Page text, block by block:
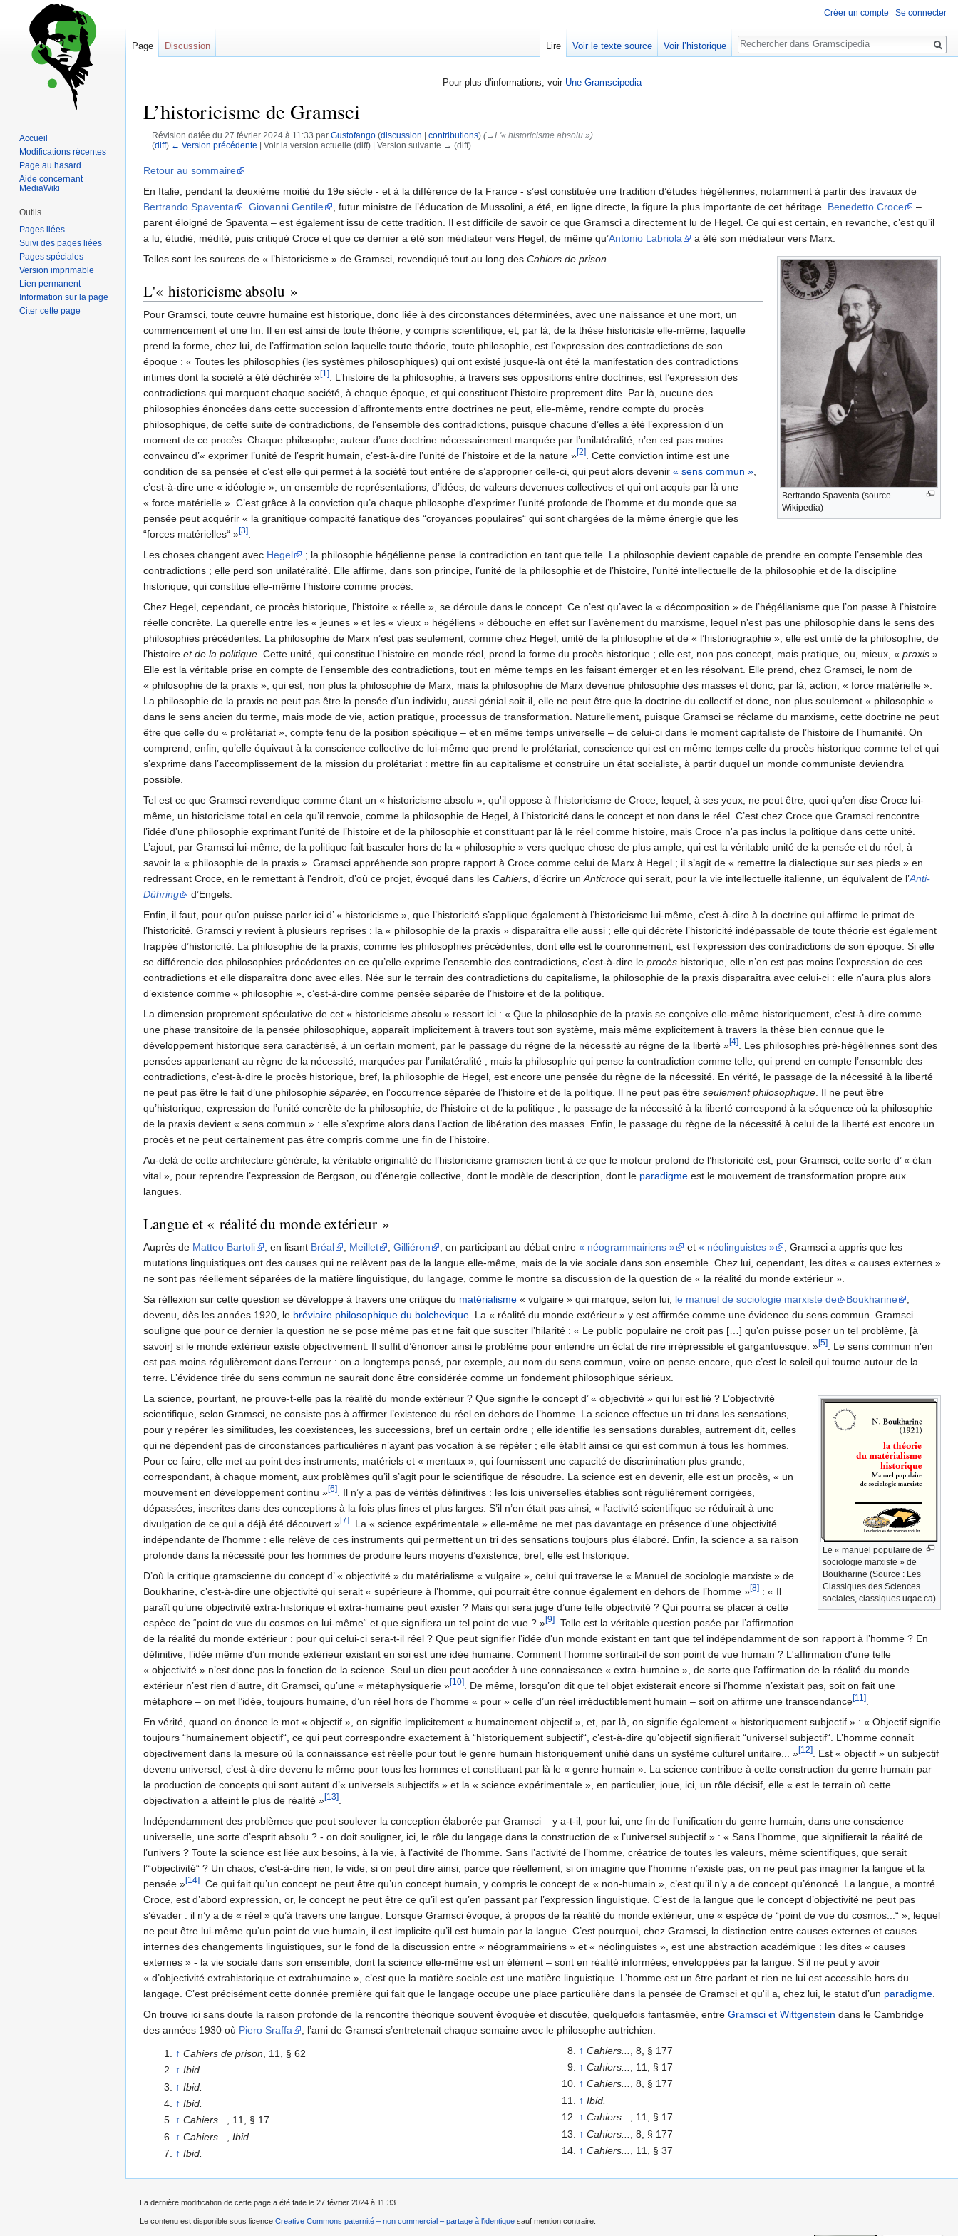
Pour plus d'informations, voir Une Gramscipedia
L’historicisme de Gramsci
Révision datée du 27 février 2024 à 11:33 par Gustofango (discussion contributions) (→‎L'« historicisme absolu »)
(diff) ← Version précédente | Voir la version actuelle (diff) | Version suivante → (diff)
Sauter
à
la
navigation
Sauter
à
la
recherche
Retour au sommaire
En Italie, pendant la deuxième moitié du 19e siècle - et à la différence de la France - s’est constituée une tradition d’études hégéliennes, notamment à partir des travaux de
Bertrando Spaventa
Giovanni Gentile , futur ministre de l’éducation de Mussolini, a été, en ligne directe, la figure la plus importante de cet héritage. Benedetto Croce
–
parent éloigné de Spaventa – est également issu de cette tradition. Il est difficile de savoir ce que Gramsci a directement lu de Hegel. Ce qui est certain, en revanche, c’est qu’il
a lu, étudié, médité, puis critiqué Croce et que ce dernier a été son médiateur vers Hegel, de même qu’Antonio Labriola a été son médiateur vers Marx.
Bertrando Spaventa (source
Wikipedia)
Telles sont les sources de « l’historicisme » de Gramsci, revendiqué tout au long des Cahiers de prison
L'« historicisme absolu »
Pour Gramsci, toute œuvre humaine est historique, donc liée à des circonstances déterminées, avec une naissance et une mort, un
commencement et une fin. Il en est ainsi de toute théorie, y compris scientifique, et, par là, de la thèse historiciste elle-même, laquelle
prend la forme, chez lui, de l’affirmation selon laquelle toute théorie, toute philosophie, est l’expression des contradictions de son
époque : « Toutes les philosophies (les systèmes philosophiques) qui ont existé jusque-là ont été la manifestation des contradictions
intimes dont la société a été déchirée »[1]
. L’histoire de la philosophie, à travers ses oppositions entre doctrines, est l’expression des
contradictions qui marquent chaque société, à chaque époque, et qui constituent l’histoire proprement dite. Par là, aucune des
philosophies énoncées dans cette succession d’affrontements entre doctrines ne peut, elle-même, rendre compte du procès
philosophique, de cette suite de contradictions, de l’ensemble des contradictions, puisque chacune d’elles a été l’expression d’un
moment de ce procès. Chaque philosophe, auteur d’une doctrine nécessairement marquée par l’unilatéralité, n’en est pas moins
convaincu d’« exprimer l’unité de l’esprit humain, c’est-à-dire l’unité de l’histoire et de la nature »[2]
. Cette conviction intime est une
condition de sa pensée et c’est elle qui permet à la société tout entière de s’approprier celle-ci, qui peut alors devenir « sens commun »
c’est-à-dire une « idéologie », un ensemble de représentations, d’idées, de valeurs devenues collectives et qui ont acquis par là une
« force matérielle ». C’est grâce à la conviction qu’a chaque philosophe d’exprimer l’unité profonde de l’homme et du monde que sa
pensée peut acquérir « la granitique compacité fanatique des “croyances populaires“ qui sont chargées de la même énergie que les
“forces matérielles“ »[3]
Les choses changent avec Hegel
; la philosophie hégélienne pense la contradiction en tant que telle. La philosophie devient capable de prendre en compte l’ensemble des
contradictions ; elle perd son unilatéralité. Elle affirme, dans son principe, l’unité de la philosophie et de l’histoire, l’unité intellectuelle de la philosophie et de la discipline
historique, qui constitue elle-même l’histoire comme procès.
Chez Hegel, cependant, ce procès historique, l'histoire « réelle », se déroule dans le concept. Ce n’est qu’avec la « décomposition » de l’hégélianisme que l’on passe à l’histoire
réelle concrète. La querelle entre les « jeunes » et les « vieux » hégéliens » débouche en effet sur l’avènement du marxisme, lequel n’est pas une philosophie dans le sens des
philosophies précédentes. La philosophie de Marx n’est pas seulement, comme chez Hegel, unité de la philosophie et de « l’historiographie », elle est unité de la philosophie, de
l’histoire et de la politique . Cette unité, qui constitue l’histoire en monde réel, prend la forme du procès historique ; elle est, non pas concept, mais pratique, ou, mieux, « praxis ».
Elle est la véritable prise en compte de l’ensemble des contradictions, tout en même temps en les faisant émerger et en les résolvant. Elle prend, chez Gramsci, le nom de
« philosophie de la praxis », qui est, non plus la philosophie de Marx, mais la philosophie de Marx devenue philosophie des masses et donc, par là, action, « force matérielle ».
La philosophie de la praxis ne peut pas être la pensée d’un individu, aussi génial soit-il, elle ne peut être que la doctrine du collectif et donc, non plus seulement « philosophie »
dans le sens ancien du terme, mais mode de vie, action pratique, processus de transformation. Naturellement, puisque Gramsci se réclame du marxisme, cette doctrine ne peut
être que celle du « prolétariat », compte tenu de la position spécifique – et en même temps universelle – de celui-ci dans le moment capitaliste de l’histoire de l’humanité. On
comprend, enfin, qu’elle équivaut à la conscience collective de lui-même que prend le prolétariat, conscience qui est en même temps celle du procès historique comme tel et qui
s’exprime dans l’accomplissement de la mission du prolétariat : mettre fin au capitalisme et construire un état socialiste, à partir duquel un monde communiste deviendra
possible.
Tel est ce que Gramsci revendique comme étant un « historicisme absolu », qu'il oppose à l'historicisme de Croce, lequel, à ses yeux, ne peut être, quoi qu’en dise Croce lui-
même, un historicisme total en cela qu’il renvoie, comme la philosophie de Hegel, à l’historicité dans le concept et non dans le réel. C’est chez Croce que Gramsci rencontre
l’idée d’une philosophie exprimant l’unité de l’histoire et de la philosophie et constituant par là le réel comme histoire, mais Croce n'a pas inclus la politique dans cette unité.
L’ajout, par Gramsci lui-même, de la politique fait basculer hors de la « philosophie » vers quelque chose de plus ample, qui est la véritable unité de la pensée et du réel, à
savoir la « philosophie de la praxis ». Gramsci appréhende son propre rapport à Croce comme celui de Marx à Hegel ; il s’agit de « remettre la dialectique sur ses pieds » en
redressant Croce, en le remettant à l'endroit, d’où ce projet, évoqué dans les Cahiers , d’écrire un Anticroce qui serait, pour la vie intellectuelle italienne, un équivalent de l’Anti-
Dühring
d’Engels.
Enfin, il faut, pour qu’on puisse parler ici d’ « historicisme », que l’historicité s’applique également à l’historicisme lui-même, c’est-à-dire à la doctrine qui affirme le primat de
l’historicité. Gramsci y revient à plusieurs reprises : la « philosophie de la praxis » disparaîtra elle aussi ; elle qui décrète l’historicité indépassable de toute théorie est également
frappée d’historicité. La philosophie de la praxis, comme les philosophies précédentes, dont elle est le couronnement, est l’expression des contradictions de son époque. Si elle
se différencie des philosophies précédentes en ce qu’elle exprime l’ensemble des contradictions, c’est-à-dire le procès historique, elle n’en est pas moins l’expression de ces
contradictions et elle disparaîtra donc avec elles. Née sur le terrain des contradictions du capitalisme, la philosophie de la praxis disparaîtra avec celui-ci : elle n’aura plus alors
d’existence comme « philosophie », c’est-à-dire comme pensée séparée de l’histoire et de la politique.
La dimension proprement spéculative de cet « historicisme absolu » ressort ici : « Que la philosophie de la praxis se conçoive elle-même historiquement, c’est-à-dire comme
une phase transitoire de la pensée philosophique, apparaît implicitement à travers tout son système, mais même explicitement à travers la thèse bien connue que le
développement historique sera caractérisé, à un certain moment, par le passage du règne de la nécessité au règne de la liberté »[4]
. Les philosophies pré-hégéliennes sont des
pensées appartenant au règne de la nécessité, marquées par l’unilatéralité ; mais la philosophie qui pense la contradiction comme telle, qui prend en compte l’ensemble des
contradictions, c’est-à-dire le procès historique, bref, la philosophie de Hegel, est encore une pensée du règne de la nécessité. En vérité, le passage de la nécessité à la liberté
ne peut pas être le fait d’une philosophie séparée , en l'occurrence séparée de l’histoire et de la politique. Il ne peut pas être seulement philosophique . Il ne peut être
qu’historique, expression de l’unité concrète de la philosophie, de l’histoire et de la politique ; le passage de la nécessité à la liberté correspond à la séquence où la philosophie
de la praxis devient « sens commun » : elle s’exprime alors dans l’action de libération des masses. Enfin, le passage du règne de la nécessité à celui de la liberté est encore un
procès et ne peut certainement pas être compris comme une fin de l’histoire.
Au-delà de cette architecture générale, la véritable originalité de l’historicisme gramscien tient à ce que le moteur profond de l’historicité est, pour Gramsci, cette sorte d’ « élan
vital », pour reprendre l’expression de Bergson, ou d'énergie collective, dont le modèle de description, dont le paradigme est le mouvement de transformation propre aux
langues.
Langue et « réalité du monde extérieur »
Auprès de Matteo Bartoli , en lisant Bréal Meillet Gilliéron , en participant au débat entre « néogrammairiens » et « néolinguistes »
, Gramsci a appris que les
mutations linguistiques ont des causes qui ne relèvent pas de la langue elle-même, mais de la vie sociale dans son ensemble. Chez lui, cependant, les dites « causes externes »
ne sont pas réellement séparées de la matière linguistique, du langage, comme le montre sa discussion de la question de « la réalité du monde extérieur ».
Sa réflexion sur cette question se développe à travers une critique du matérialisme « vulgaire » qui marque, selon lui, le manuel de sociologie marxiste de Boukharine
devenu, dès les années 1920, le bréviaire philosophique du bolchevique . La « réalité du monde extérieur » y est affirmée comme une évidence du sens commun. Gramsci
souligne que pour ce dernier la question ne se pose même pas et ne fait que susciter l’hilarité : « Le public populaire ne croit pas […] qu’on puisse poser un tel problème, [à
savoir] si le monde extérieur existe objectivement. Il suffit d’énoncer ainsi le problème pour entendre un éclat de rire irrépressible et gargantuesque. »[5]
. Le sens commun n'en
est pas moins régulièrement dans l’erreur : on a longtemps pensé, par exemple, au nom du sens commun, voire on pense encore, que c’est le soleil qui tourne autour de la
terre. L’évidence tirée du sens commun ne saurait donc être considérée comme un fondement philosophique sérieux.
Le « manuel populaire de
sociologie marxiste » de
Boukharine (Source : Les
Classiques des Sciences
sociales, classiques.uqac.ca)
La science, pourtant, ne prouve-t-elle pas la réalité du monde extérieur ? Que signifie le concept d’ « objectivité » qui lui est lié ? L’objectivité
scientifique, selon Gramsci, ne consiste pas à affirmer l’existence du réel en dehors de l’homme. La science effectue un tri dans les sensations,
pour y repérer les similitudes, les coexistences, les successions, bref un certain ordre ; elle identifie les sensations durables, autrement dit, celles
qui ne dépendent pas de circonstances particulières n’ayant pas vocation à se répéter ; elle établit ainsi ce qui est commun à tous les hommes.
Pour ce faire, elle met au point des instruments, matériels et « mentaux », qui fournissent une capacité de discrimination plus grande,
correspondant, à chaque moment, aux problèmes qu’il s’agit pour le scientifique de résoudre. La science est en devenir, elle est un procès, « un
mouvement en développement continu »[6]
. Il n’y a pas de vérités définitives : les lois universelles établies sont régulièrement corrigées,
dépassées, inscrites dans des conceptions à la fois plus fines et plus larges. S’il n’en était pas ainsi, « l’activité scientifique se réduirait à une
divulgation de ce qui a déjà été découvert »[7]
. La « science expérimentale » elle-même ne met pas davantage en présence d’une objectivité
indépendante de l’homme : elle relève de ces instruments qui permettent un tri des sensations toujours plus élaboré. Enfin, la science a sa raison
profonde dans la nécessité pour les hommes de produire leurs moyens d’existence, bref, elle est historique.
D’où la critique gramscienne du concept d’ « objectivité » du matérialisme « vulgaire », celui qui traverse le « Manuel de sociologie marxiste » de
Boukharine, c’est-à-dire une objectivité qui serait « supérieure à l’homme, qui pourrait être connue également en dehors de l’homme »[8] : « Il
paraît qu’une objectivité extra-historique et extra-humaine peut exister ? Mais qui sera juge d’une telle objectivité ? Qui pourra se placer à cette
espèce de “point de vue du cosmos en lui-même“ et que signifiera un tel point de vue ? »[9]
. Telle est la véritable question posée par l’affirmation
de la réalité du monde extérieur : pour qui celui-ci sera-t-il réel ? Que peut signifier l’idée d’un monde existant en tant que tel indépendamment de son rapport à l’homme ? En
définitive, l’idée même d’un monde extérieur existant en soi est une idée humaine. Comment l’homme sortirait-il de son point de vue humain ? L'affirmation d'une telle
« objectivité » n’est donc pas la fonction de la science. Seul un dieu peut accéder à une connaissance « extra-humaine », de sorte que l’affirmation de la réalité du monde
extérieur n’est rien d’autre, dit Gramsci, qu’une « métaphysiquerie »[10]
. De même, lorsqu’on dit que tel objet existerait encore si l’homme n’existait pas, soit on fait une
métaphore – on met l’idée, toujours humaine, d’un réel hors de l’homme « pour » celle d’un réel irréductiblement humain – soit on affirme une transcendance[11]
En vérité, quand on énonce le mot « objectif », on signifie implicitement « humainement objectif », et, par là, on signifie également « historiquement subjectif » : « Objectif signifie
toujours “humainement objectif“, ce qui peut correspondre exactement à “historiquement subjectif“, c’est-à-dire qu’objectif signifierait “universel subjectif“. L’homme connaît
objectivement dans la mesure où la connaissance est réelle pour tout le genre humain historiquement unifié dans un système culturel unitaire... »[12]
. Est « objectif » un subjectif
devenu universel, c’est-à-dire devenu le même pour tous les hommes et constituant par là le « genre humain ». La science contribue à cette construction du genre humain par
la production de concepts qui sont autant d’« universels subjectifs » et la « science expérimentale », en particulier, joue, ici, un rôle décisif, elle « est le terrain où cette
objectivation a atteint le plus de réalité »[13]
Indépendamment des problèmes que peut soulever la conception élaborée par Gramsci – y a-t-il, pour lui, une fin de l’unification du genre humain, dans une conscience
universelle, une sorte d’esprit absolu ? - on doit souligner, ici, le rôle du langage dans la construction de « l’universel subjectif » : « Sans l’homme, que signifierait la réalité de
l’univers ? Toute la science est liée aux besoins, à la vie, à l’activité de l’homme. Sans l’activité de l’homme, créatrice de toutes les valeurs, même scientifiques, que serait
l’“objectivité“ ? Un chaos, c’est-à-dire rien, le vide, si on peut dire ainsi, parce que réellement, si on imagine que l’homme n’existe pas, on ne peut pas imaginer la langue et la
pensée »[14]
. Ce qui fait qu’un concept ne peut être qu’un concept humain, y compris le concept de « non-humain », c’est qu’il n’y a de concept qu’énoncé. La langue, a montré
Croce, est d’abord expression, or, le concept ne peut être ce qu’il est qu’en passant par l’expression linguistique. C’est de la langue que le concept d’objectivité ne peut pas
s’évader : il n’y a de « réel » qu’à travers une langue. Lorsque Gramsci évoque, à propos de la réalité du monde extérieur, une « espèce de “point de vue du cosmos...“ », lequel
ne peut être lui-même qu’un point de vue humain, il est implicite qu’il est humain par la langue. C’est pourquoi, chez Gramsci, la distinction entre causes externes et causes
internes des changements linguistiques, sur le fond de la discussion entre « néogrammairiens » et « néolinguistes », est une abstraction académique : les dites « causes
externes » - la vie sociale dans son ensemble, dont la science elle-même est un élément – sont en réalité informées, enveloppées par la langue. S’il ne peut y avoir
« d’objectivité extrahistorique et extrahumaine », c’est que la matière sociale est une matière linguistique. L’homme est un être parlant et rien ne lui est accessible hors du
langage. C’est précisément cette donnée première qui fait que le langage occupe une place particulière dans la pensée de Gramsci et qu'il a, chez lui, le statut d’un paradigme
On trouve ici sans doute la raison profonde de la rencontre théorique souvent évoquée et discutée, quelquefois fantasmée, entre Gramsci et Wittgenstein dans le Cambridge
des années 1930 où Piero Sraffa , l’ami de Gramsci s’entretenait chaque semaine avec le philosophe autrichien.
↑ Cahiers de prison , 11, § 62
↑ Ibid.
↑ Ibid.
↑ Ibid.
↑ Cahiers..., 11, § 17
↑ Cahiers...
Ibid.
↑ Ibid.
↑ Cahiers...
, 8, § 177
↑ Cahiers...
, 11, § 17
↑ Cahiers..., 8, § 177
↑ Ibid.
↑ Cahiers...
, 11, § 17
↑ Cahiers...
, 8, § 177
↑ Cahiers... , 11, § 37
Créer un compte Se connecter
Page Discussion Lire Voir le texte source Voir l’historique
Rechercher
Accueil
Modifications récentes
Page au hasard
Aide concernant
MediaWiki
Outils
Pages liées
Suivi des pages liées
Pages spéciales
Version imprimable
Lien permanent
Information sur la page
Citer cette page
La dernière modification de cette page a été faite le 27 février 2024 à 11:33.
Le contenu est disponible sous licence Creative Commons paternité – non commercial – partage à l’identique sauf mention contraire.